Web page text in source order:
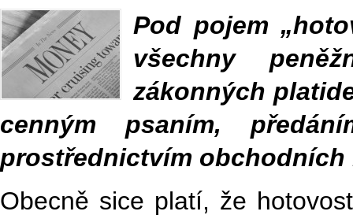
Pod pojem
všechny
zákonných
cenným psaním,
prostřednictvím obchodních
Obecně sice platí, že